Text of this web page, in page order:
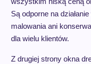
Są odporne na
malowania ani
dla wielu klientów.
Z drugiej strony okna